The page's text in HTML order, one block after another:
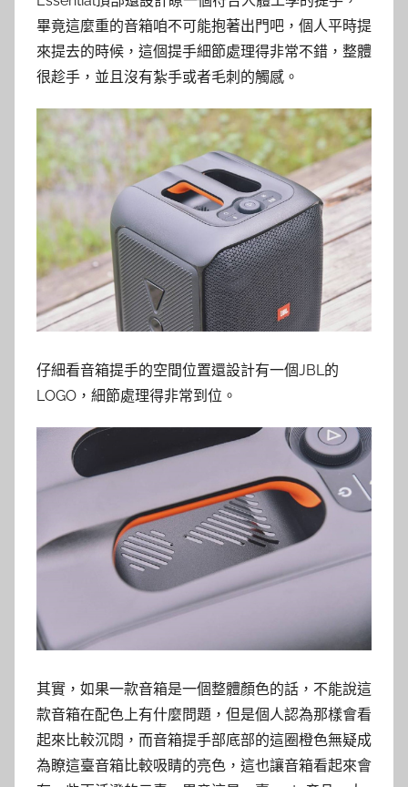
畢竟這麼重的音箱咱不可能抱著出門吧，個人平時提
來提去的時候，這個提手細節處理得非常不錯，整體
很趁手，並且沒有紮手或者毛刺的觸感。
仔細看音箱提手的空間位置還設計有一個JBL的
LOGO，細節處理得非常到位。
其實，如果一款音箱是一個整體顏色的話，不能說這
款音箱在配色上有什麼問題，但是個人認為那樣會看
起來比較沉悶，而音箱提手部底部的這圈橙色無疑成
為瞭這臺音箱比較吸睛的亮色，這也讓音箱看起來會